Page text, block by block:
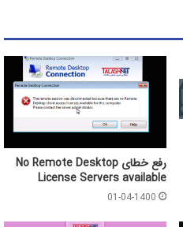
رفع خطای No Remote Desktop
License Servers available
01-04-1400